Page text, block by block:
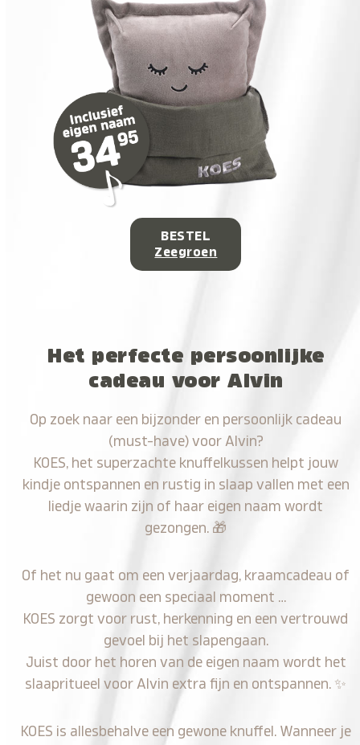
BESTEL
Zeegroen
Het perfecte persoonlijke
cadeau voor Alvin
Op zoek naar een bijzonder en persoonlijk cadeau
(must-have) voor Alvin?
KOES, het superzachte knuffelkussen helpt jouw
kindje ontspannen en rustig in slaap vallen met een
liedje waarin zijn of haar eigen naam wordt
gezongen. 🎁
Of het nu gaat om een verjaardag, kraamcadeau of
gewoon een speciaal moment …
KOES zorgt voor rust, herkenning en een vertrouwd
gevoel bij het slapengaan.
Juist door het horen van de eigen naam wordt het
slaapritueel voor Alvin extra fijn en ontspannen. ✨
KOES is allesbehalve een gewone knuffel. Wanneer je